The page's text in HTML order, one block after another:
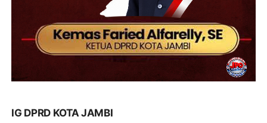
IG DPRD KOTA JAMBI